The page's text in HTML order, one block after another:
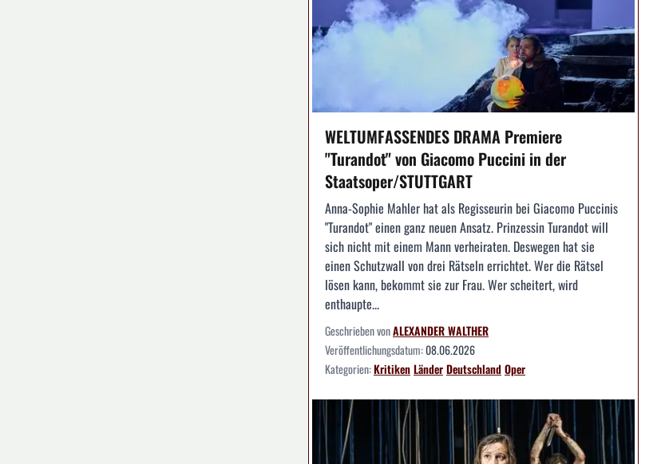
WELTUMFASSENDES DRAMA Premiere
"Turandot" von Giacomo Puccini in der
Staatsoper/STUTTGART
Anna-Sophie Mahler hat als Regisseurin bei Giacomo Puccinis
"Turandot" einen ganz neuen Ansatz. Prinzessin Turandot will
sich nicht mit einem Mann verheiraten. Deswegen hat sie
einen Schutzwall von drei Rätseln errichtet. Wer die Rätsel
lösen kann, bekommt sie zur Frau. Wer scheitert, wird
enthaupte...
Geschrieben vonALEXANDER WALTHER
Veröffentlichungsdatum:08.06.2026
Kategorien:KritikenLänderDeutschlandOper